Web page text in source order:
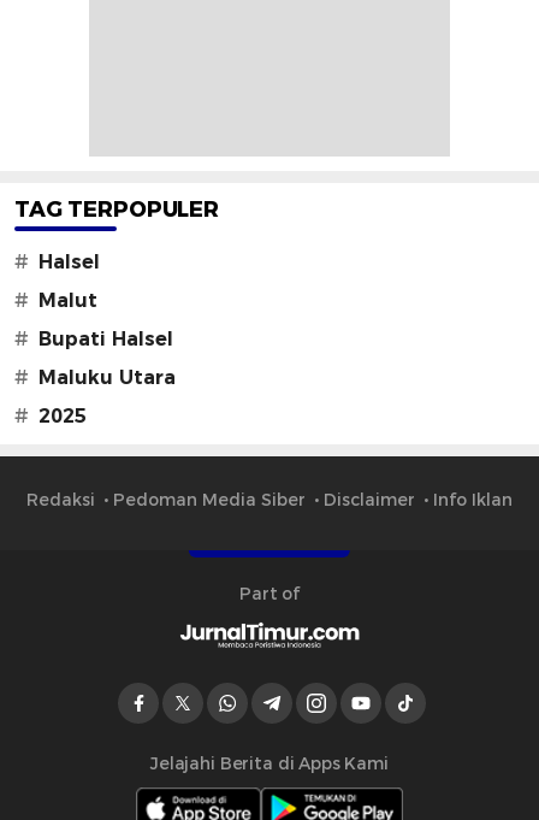
TAG TERPOPULER
#
Halsel
#
Malut
#
Bupati Halsel
#
Maluku Utara
# 2025
Redaksi Pedoman Media Siber Disclaimer Info Iklan
Part of
Jelajahi Berita di Apps Kami